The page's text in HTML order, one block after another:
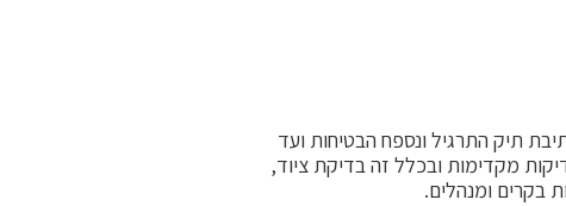
תיק התרגיל ונספח הבטיחות ועד
מקדימות ובכלל זה בדיקת ציוד,
בקרים ומנהלים.